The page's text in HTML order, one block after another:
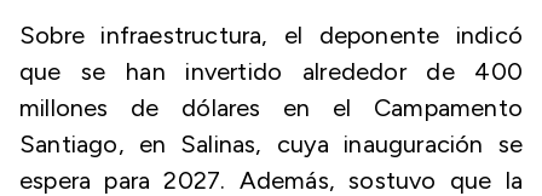
Sobre infraestructura, el deponente indicó
que se han invertido alrededor de 400
millones de dólares en el Campamento
Santiago, en Salinas, cuya inauguración se
espera para 2027. Además, sostuvo que la